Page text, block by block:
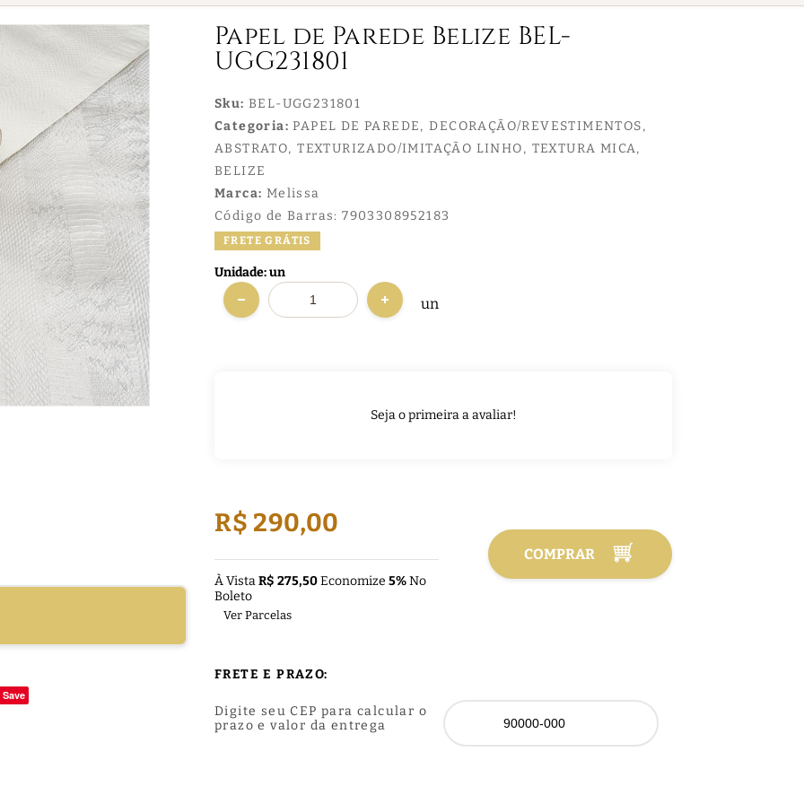
Save
Papel de Parede Belize BEL-
UGG231801
Sku: BEL-UGG231801
Categoria: PAPEL DE PAREDE
DECORAÇÃO/REVESTIMENTOS
ABSTRATO
TEXTURIZADO/IMITAÇÃO LINHO
TEXTURA MICA
BELIZE
Marca: Melissa
Código de Barras:7903308952183
FRETE GRÁTIS
Seja o primeira a avaliar!
Unidade: un
un
R$ 290,00
À VistaR$ 275,50Economize 5%No
Boleto
Ver Parcelas
COMPRAR
FRETE E PRAZO:
Digite seu CEP para calcular o
prazo e valor da entrega